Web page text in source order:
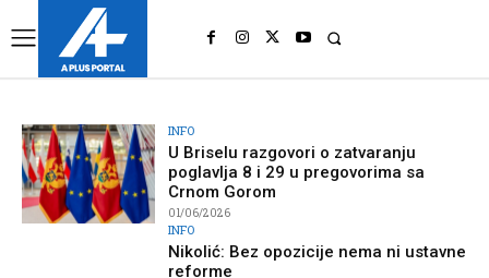
INFO
U Briselu razgovori o zatvaranju
poglavlja 8 i 29 u pregovorima sa
Crnom Gorom
01/06/2026
INFO
Nikolić: Bez opozicije nema ni ustavne
reforme